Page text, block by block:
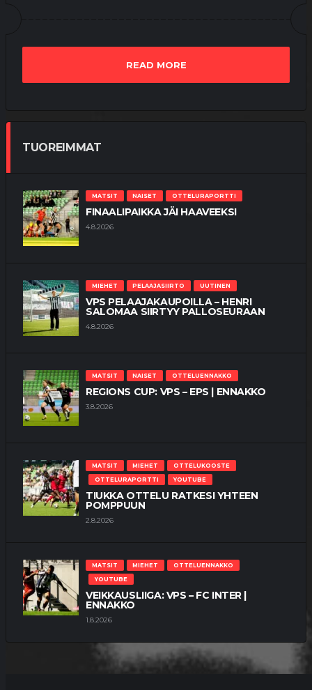
READ MORE
TUOREIMMAT
MATSIT NAISET OTTELURAPORTTI
FINAALIPAIKKA JÄI HAAVEEKSI
4.8.2026
MIEHET PELAAJASIIRTO UUTINEN
VPS PELAAJAKAUPOILLA – HENRI
SALOMAA SIIRTYY PALLOSEURAAN
4.8.2026
MATSIT NAISET OTTELUENNAKKO
REGIONS CUP: VPS – EPS | ENNAKKO
3.8.2026
MATSIT MIEHET
OTTELUKOOSTE
OTTELURAPORTTI
YOUTUBE
TIUKKA OTTELU RATKESI YHTEEN
POMPPUUN
2.8.2026
MATSIT MIEHET
OTTELUENNAKKO
YOUTUBE
VEIKKAUSLIIGA: VPS – FC INTER |
ENNAKKO
1.8.2026